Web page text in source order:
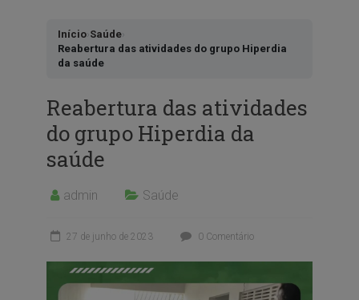
Início›Saúde›
Reabertura das atividades do grupo Hiperdia
da saúde
Reabertura das atividades
do grupo Hiperdia da
saúde
admin Saúde
27 de junho de 2023 0 Comentário